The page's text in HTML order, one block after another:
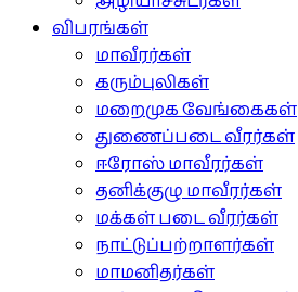
விபரங்கள்
மாவீரர்கள்
கரும்புலிகள்
மறைமுக வேங்கைகள்
துணைப்படை வீரர்கள்
ஈரோஸ் மாவீரர்கள்
தனிக்குழு மாவீரர்கள்
மக்கள் படை வீரர்கள்
நாட்டுப்பற்றாளர்கள்
மாமனிதர்கள்